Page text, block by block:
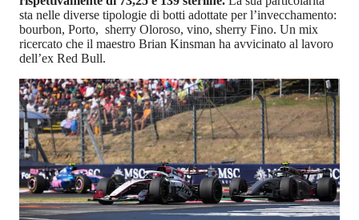
sta nelle diverse tipologie di botti adottate per l’invecchamento:
bourbon, Porto, sherry Oloroso, vino, sherry Fino. Un mix
ricercato che il maestro Brian Kinsman ha avvicinato al lavoro
dell’ex Red Bull.